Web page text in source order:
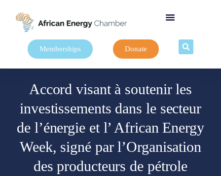
Memberships Donate
Accord visant à soutenir les
investissements dans le secteur
de l’énergie et l’ African Energy
Week, signé par l’Organisation
des producteurs de pétrole